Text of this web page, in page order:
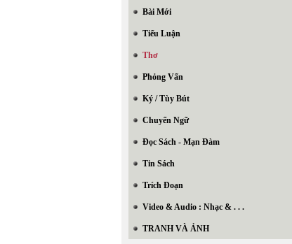
Bài Mới
Tiểu Luận
Thơ
Phỏng Vấn
Ký / Tùy Bút
Chuyển Ngữ
Đọc Sách - Mạn Đàm
Tin Sách
Trích Đoạn
Video & Audio : Nhạc & . . .
TRANH VÀ ẢNH